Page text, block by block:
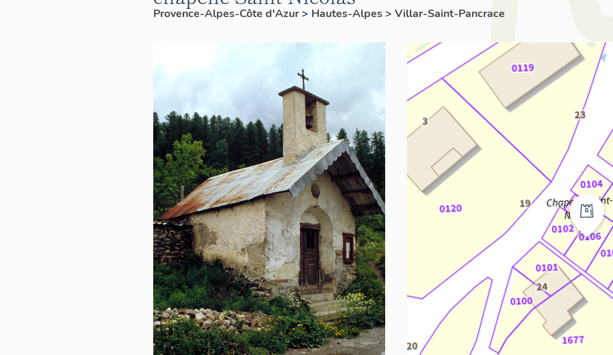
Provence-Alpes-Côte d'Azur> Hautes-Alpes> Villar-Saint-Pancrace